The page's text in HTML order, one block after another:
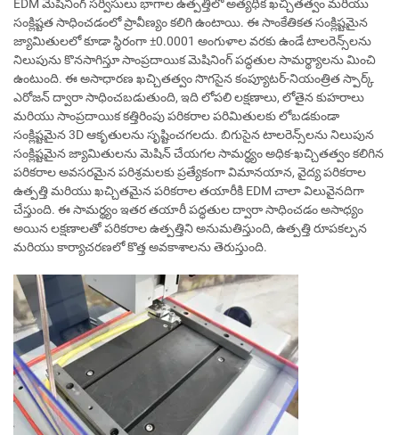
EDM మెషినింగ్ సర్వీసులు భాగాల ఉత్పత్తిలో అత్యధిక ఖచ్చితత్వం మరియు
సంక్లిష్టత సాధించడంలో ప్రావీణ్యం కలిగి ఉంటాయి. ఈ సాంకేతికత సంక్లిష్టమైన
జ్యామితులలో కూడా స్థిరంగా ±0.0001 అంగుళాల వరకు ఉండే టాలరెన్స్‌లను
నిలుపును కొనసాగిస్తూ సాంప్రదాయిక మెషినింగ్ పద్ధతుల సామర్థ్యాలను మించి
ఉంటుంది. ఈ అసాధారణ ఖచ్చితత్వం సొగసైన కంప్యూటర్-నియంత్రిత స్పార్క్
ఎరోజన్ ద్వారా సాధించబడుతుంది, ఇది లోపలి లక్షణాలు, లోతైన కుహరాలు
మరియు సాంప్రదాయిక కత్తిరింపు పరికరాల పరిమితులకు లోబడకుండా
సంక్లిష్టమైన 3D ఆకృతులను సృష్టించగలదు. బిగుసైన టాలరెన్స్‌లను నిలుపున
సంక్లిష్టమైన జ్యామితులను మెషిన్ చేయగల సామర్థ్యం అధిక-ఖచ్చితత్వం కలిగిన
పరికరాల అవసరమైన పరిశ్రమలకు ప్రత్యేకంగా విమానయాన, వైద్య పరికరాల
ఉత్పత్తి మరియు ఖచ్చితమైన పరికరాల తయారీకి EDM చాలా విలువైనదిగా
చేస్తుంది. ఈ సామర్థ్యం ఇతర తయారీ పద్ధతుల ద్వారా సాధించడం అసాధ్యం
అయిన లక్షణాలతో పరికరాల ఉత్పత్తిని అనుమతిస్తుంది, ఉత్పత్తి రూపకల్పన
మరియు కార్యాచరణలో కొత్త అవకాశాలను తెరుస్తుంది.